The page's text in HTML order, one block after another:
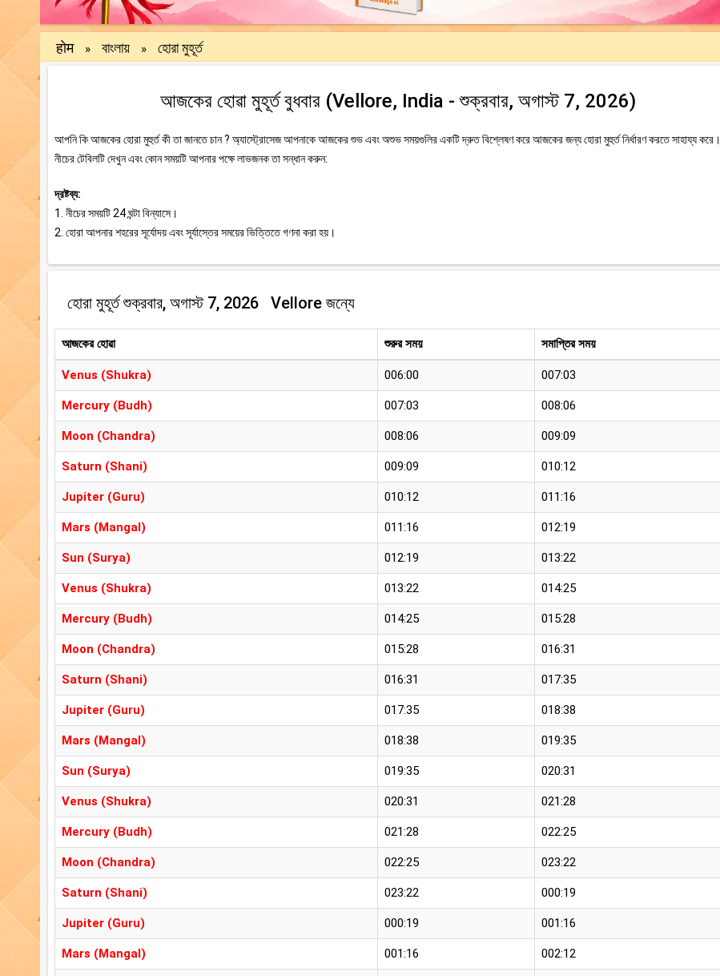
होम » বাংলায় » হোরা মুহূর্ত
আজকের হোৱা মুহূর্ত বুধবার (Vellore, India - শুক্রবার, অগাস্ট 7, 2026)
আপনি কি আজকের হোরা মুহুর্ত কী তা জানতে চান ? অ্যাস্ট্রোসেজ আপনাকে আজকের শুভ এবং অশুভ সময়গুলির একটি দ্রুত বিশ্লেষণ করে আজকের জন্য হোরা মুহুর্ত নির্ধারণ করতে সাহায্য করে।
নীচের টেবিলটি দেখুন এবং কোন সময়টি আপনার পক্ষে লাভজনক তা সন্ধান করুন:
দ্রষ্টব্য:
1. নীচের সময়টি 24 ঘন্টা বিন্যাসে।
2. হোরা আপনার শহরের সূর্যোদয় এবং সূর্যাস্তের সময়ের ভিত্তিতে গণনা করা হয়।
হোরা মুহূর্ত শুক্রবার, অগাস্ট 7, 2026 Vellore জন্যে
আজকের হোৱা শুরুর সময় সমাপ্তির সময়
Venus (Shukra) 006:00 007:03
Mercury (Budh) 007:03 008:06
Moon (Chandra) 008:06 009:09
Saturn (Shani) 009:09 010:12
Jupiter (Guru) 010:12 011:16
Mars (Mangal) 011:16 012:19
Sun (Surya) 012:19 013:22
Venus (Shukra) 013:22 014:25
Mercury (Budh) 014:25 015:28
Moon (Chandra) 015:28 016:31
Saturn (Shani) 016:31 017:35
Jupiter (Guru) 017:35 018:38
Mars (Mangal) 018:38 019:35
Sun (Surya) 019:35 020:31
Venus (Shukra) 020:31 021:28
Mercury (Budh) 021:28 022:25
Moon (Chandra) 022:25 023:22
Saturn (Shani) 023:22 000:19
Jupiter (Guru) 000:19 001:16
Mars (Mangal) 001:16 002:12